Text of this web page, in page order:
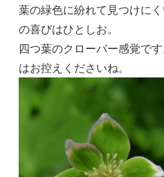
葉の緑色に紛れて見つけに
の喜びはひとしお。
四つ葉のクローバー感覚で
はお控えくださいね。